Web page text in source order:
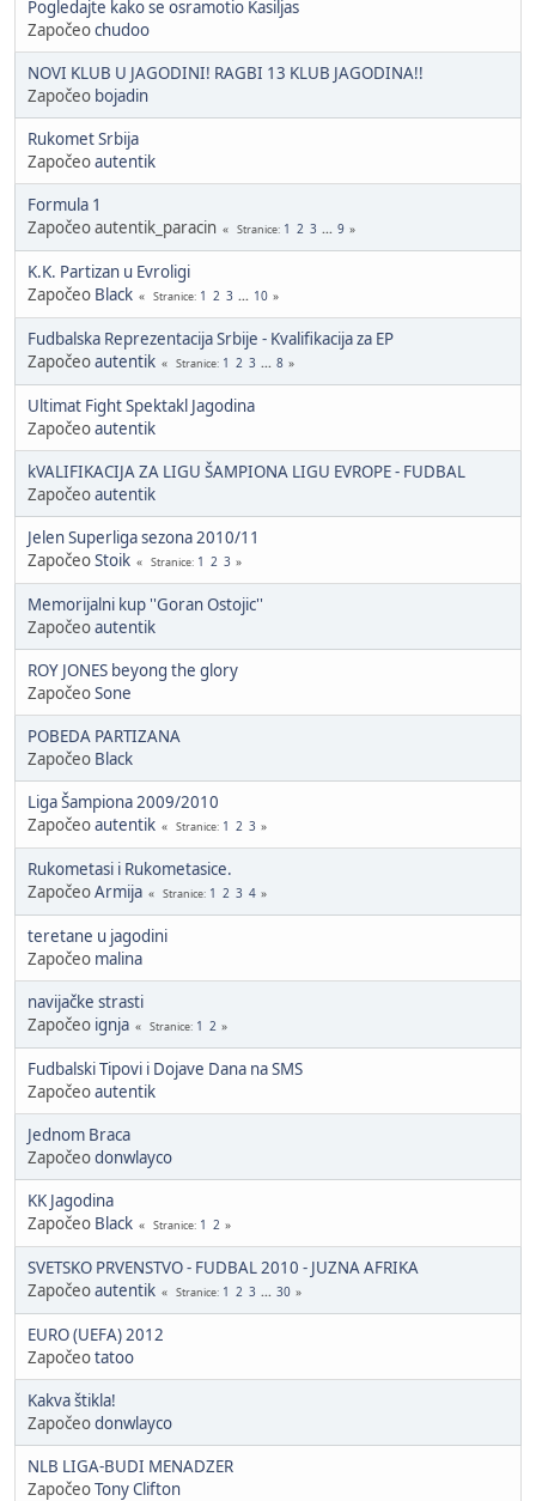
Pogledajte kako se osramotio Kasiljas
Započeochudoo
NOVI KLUB U JAGODINI! RAGBI 13 KLUB JAGODINA!!
Započeo bojadin
Rukomet Srbija
Započeoautentik
Formula 1
Započeo autentik_paracin
Stranice 1 2 3 ... 9
K.K. Partizan u Evroligi
Započeo Black Stranice 1 2 3 ... 10
Fudbalska Reprezentacija Srbije - Kvalifikacija za EP
Započeoautentik Stranice 1 2 3 ... 8
Ultimat Fight Spektakl Jagodina
Započeoautentik
kVALIFIKACIJA ZA LIGU ŠAMPIONA LIGU EVROPE - FUDBAL
Započeoautentik
Jelen Superliga sezona 2010/11
ZapočeoStoik Stranice 1 2 3
Memorijalni kup ''Goran Ostojic''
Započeoautentik
ROY JONES beyong the glory
ZapočeoSone
POBEDA PARTIZANA
Započeo Black
Liga Šampiona 2009/2010
Započeoautentik Stranice 1 2 3
Rukometasi i Rukometasice.
ZapočeoArmija Stranice 1 2 3 4
teretane u jagodini
Započeo malina
navijačke strasti
Započeo ignja Stranice 1 2
Fudbalski Tipovi i Dojave Dana na SMS
Započeoautentik
Jednom Braca
Započeodonwlayco
KK Jagodina
Započeo Black Stranice 1 2
SVETSKO PRVENSTVO - FUDBAL 2010 - JUZNA AFRIKA
Započeoautentik Stranice 1 2 3 ... 30
EURO (UEFA) 2012
Započeotatoo
Kakva štikla!
Započeodonwlayco
NLB LIGA-BUDI MENADZER
ZapočeoTony Clifton